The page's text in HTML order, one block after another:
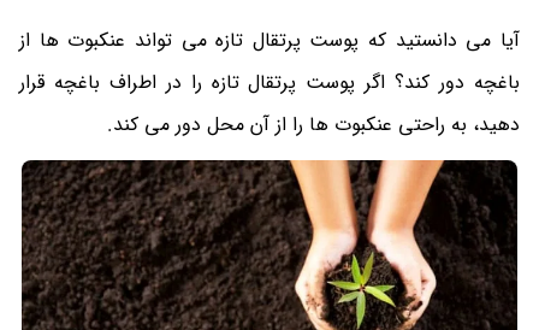
آیا می دانستید که پوست پرتقال تازه می تواند عنکبوت ها از
باغچه دور کند؟ اگر پوست پرتقال تازه را در اطراف باغچه قرار
دهید، به راحتی عنکبوت ها را از آن محل دور می کند.